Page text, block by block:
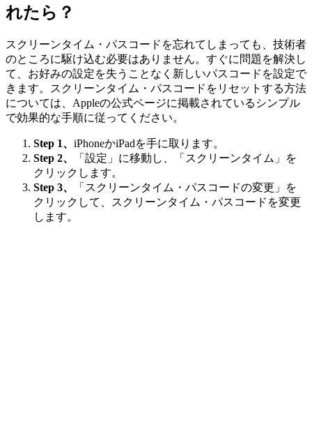
れたら？
スクリーンタイム・パスコードを忘れてしまっても、技術者
のところに駆け込む必要はありません。すぐに問題を解決し
て、お好みの設定を失うことなく新しいパスコードを設定で
きます。スクリーンタイム・パスコードをリセットする方法
については、Appleの公式ページに掲載されているシンプル
で効果的な手順に従ってください。
Step 1、 iPhoneかiPadを手に取ります。
Step 2、
「設定」に移動し、「スクリーンタイム」を
クリックします。
Step 3、
「スクリーンタイム・パスコードの変更」を
クリックして、スクリーンタイム・パスコードを変更
します。